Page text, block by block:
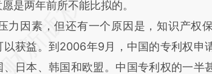
是两年前所不能比拟的。
因素，但还有一个原因是，知识产权
以获益。到2006年9月，中国的专利权申
、日本、韩国和欧盟。中国专利权的一半